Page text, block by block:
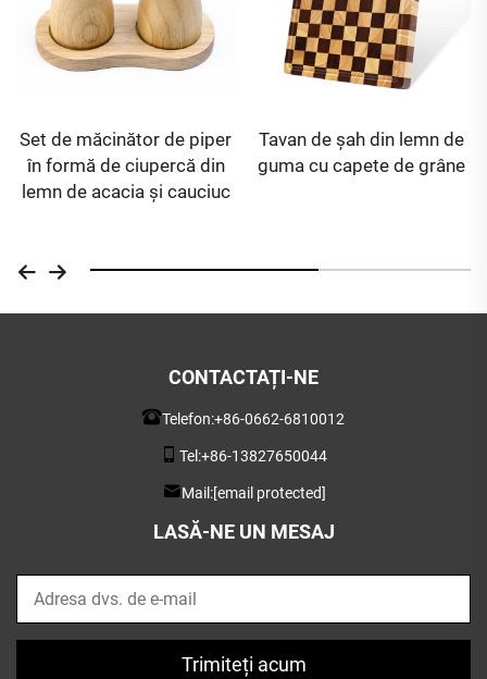
Set de măcinător de piper
în formă de ciupercă din
lemn de acacia și cauciuc
Tavan de șah din lemn de
guma cu capete de grâne
CONTACTAȚI-NE
Telefon:+86-0662-6810012
Tel:+86-13827650044
Mail:[email protected]
LASĂ-NE UN MESAJ
Trimiteți acum